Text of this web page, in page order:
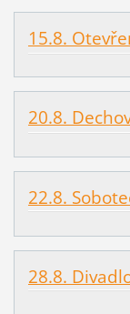
15.8.
20.8.
22.8.
28.8.